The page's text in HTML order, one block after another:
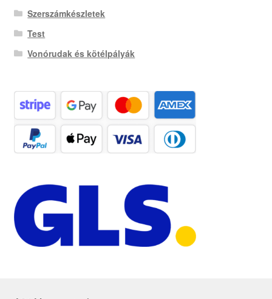
Szerszámkészletek
Test
Vonórudak és kötélpályák